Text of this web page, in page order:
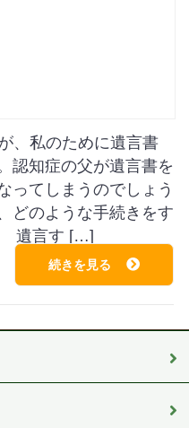
、私のために遺言書
認知症の父が遺言書を
ってしまうのでしょう
どのような手続きをす
遺言す […]
続きを見る